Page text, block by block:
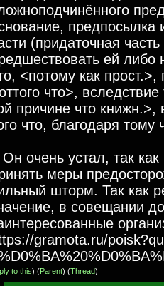
предпосылка
(придаточная
ей либо
<потому как
что>,
причине что книжн.>,
что, благодаря
очень устал, так
меры
шторм. Так как
в совещании
gramota.ru/
to this) (Parent) (Thread)